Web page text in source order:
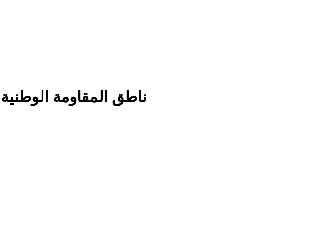
ناطق المقاومة